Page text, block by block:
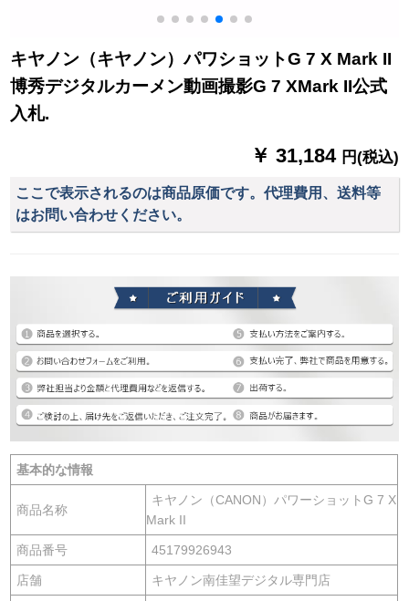
キヤノン（キヤノン）パワショットG 7 X Mark II
博秀デジタルカーメン動画撮影G 7 XMark II公式
入札.
￥ 31,184 円(税込)
ここで表示されるのは商品原価です。代理費用、送料等
はお問い合わせください。
基本的な情報
商品名称
キヤノン（CANON）パワーショットG 7 X
Mark II
商品番号 45179926943
店舗 キヤノン南佳望デジタル専門店